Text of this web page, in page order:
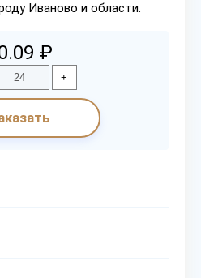
Иваново и области.
₽
+